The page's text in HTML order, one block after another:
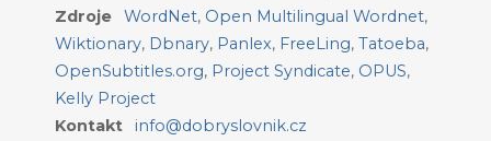
Zdroje WordNet, Open Multilingual Wordnet,
Wiktionary, Dbnary, Panlex, FreeLing, Tatoeba,
OpenSubtitles.org, Project Syndicate, OPUS,
Kelly Project
Kontakt
info@dobryslovnik.cz